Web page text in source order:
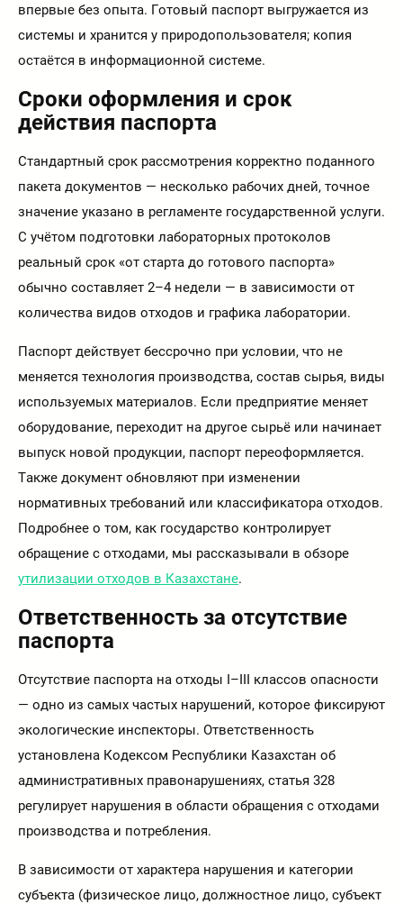
впервые без опыта. Готовый паспорт выгружается из
системы и хранится у природопользователя; копия
остаётся в информационной системе.
Сроки оформления и срок
действия паспорта
Стандартный срок рассмотрения корректно поданного
пакета документов — несколько рабочих дней, точное
значение указано в регламенте государственной услуги.
С учётом подготовки лабораторных протоколов
реальный срок «от старта до готового паспорта»
обычно составляет 2–4 недели — в зависимости от
количества видов отходов и графика лаборатории.
Паспорт действует бессрочно при условии, что не
меняется технология производства, состав сырья, виды
используемых материалов. Если предприятие меняет
оборудование, переходит на другое сырьё или начинает
выпуск новой продукции, паспорт переоформляется.
Также документ обновляют при изменении
нормативных требований или классификатора отходов.
Подробнее о том, как государство контролирует
обращение с отходами, мы рассказывали в обзоре
утилизации отходов в Казахстане.
Ответственность за отсутствие
паспорта
Отсутствие паспорта на отходы I–III классов опасности
— одно из самых частых нарушений, которое фиксируют
экологические инспекторы. Ответственность
установлена Кодексом Республики Казахстан об
административных правонарушениях, статья 328
регулирует нарушения в области обращения с отходами
производства и потребления.
В зависимости от характера нарушения и категории
субъекта (физическое лицо, должностное лицо, субъект